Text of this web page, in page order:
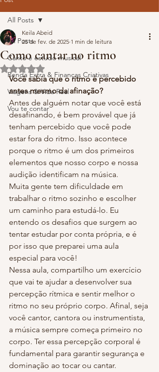
All Posts
Canto e estudo musical
Renda Extra & Finanças Criativas
Viagens & Vida Real
Vou te contar
All Posts
Como cantar no ritmo
Keila Abeid
25 de fev. de 2025 1 min de leitura
Avaliado com NaN de 5 estrelas.
Você sabia que o ritmo é percebido
antes mesmo da afinação?
Antes de alguém notar que você está
desafinando, é bem provável que já
tenham percebido que você pode
estar fora do ritmo. Isso acontece
porque o ritmo é um dos primeiros
elementos que nosso corpo e nossa
audição identificam na música.
Muita gente tem dificuldade em
trabalhar o ritmo sozinho e escolher
um caminho para estudá-lo. Eu
entendo os desafios que surgem ao
tentar estudar por conta própria, e é
por isso que preparei uma aula
especial para você!
Nessa aula, compartilho um exercício
que vai te ajudar a desenvolver sua
percepção rítmica e sentir melhor o
ritmo no seu próprio corpo. Afinal, seja
você cantor, cantora ou instrumentista,
a música sempre começa primeiro no
corpo. Ter essa percepção corporal é
fundamental para garantir segurança e
dominação ao tocar ou cantar.